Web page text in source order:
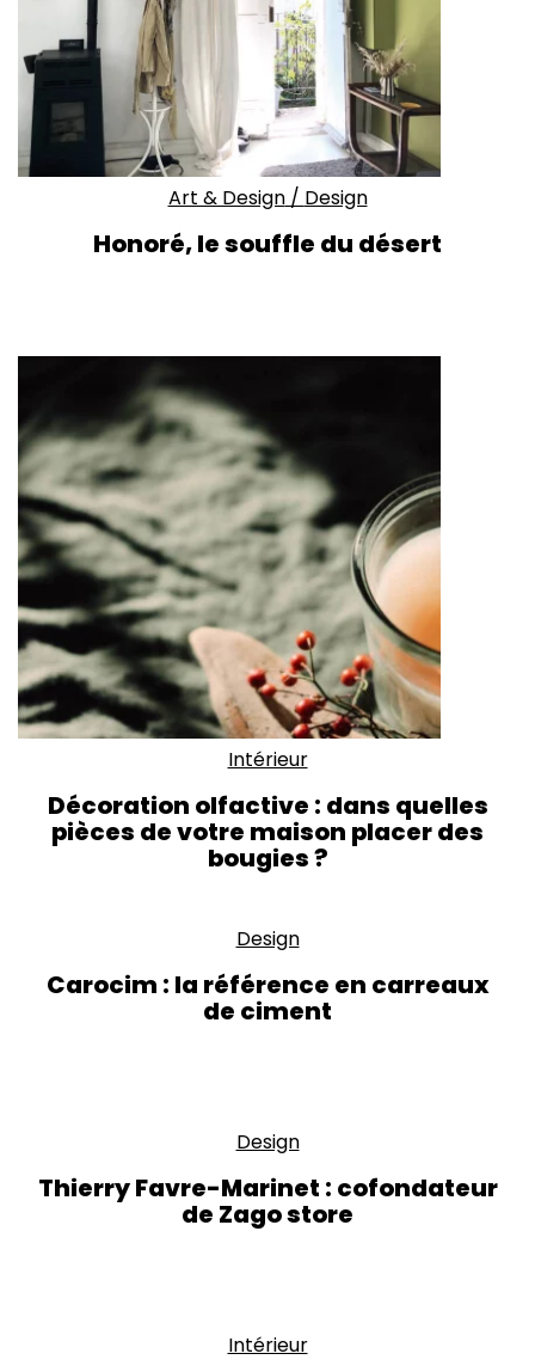
Art & Design/ Design
Honoré, le souffle du désert
Intérieur
Décoration olfactive : dans quelles
pièces de votre maison placer des
bougies ?
Design
Carocim : la référence en carreaux
de ciment
Design
Thierry Favre-Marinet : cofondateur
de Zago store
Intérieur